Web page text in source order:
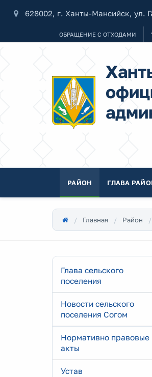
628002, г. Ханты-Мансийск, ул.
ОБРАЩЕНИЕ С ОТХОДАМИ
РАЙОН ГЛАВА
Главная Район
Глава сельского
поселения
Новости сельского
поселения Согом
Нормативно правовые
акты
Устав